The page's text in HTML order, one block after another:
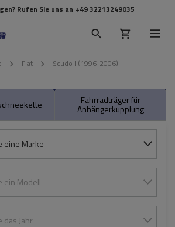
Rufen Sie uns an +49 32213249035
Fiat Scudo I (1996-2006)
Fahrradträger für
Anhängerkupplung
eine Marke
ein Modell
das Jahr